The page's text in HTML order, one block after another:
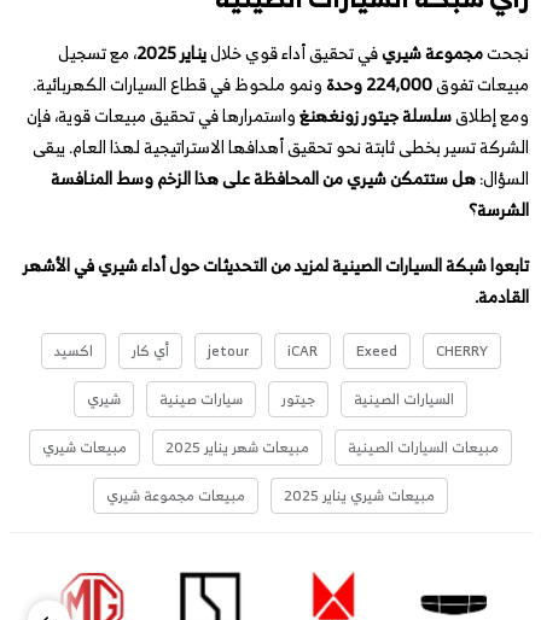
نجحتمجموعة شيريفي تحقيق أداء قوي خلاليناير 2025
، مع تسجيل
مبيعات تفوق224,000 وحدة
ونمو ملحوظ في قطاع السيارات الكهربائية.
ومع إطلاقسلسلة جيتور زونغهنغواستمرارها في تحقيق مبيعات قوية، فإن
الشركة تسير بخطى ثابتة نحو تحقيق أهدافها الاستراتيجية لهذا العام. يبقى
السؤال:هل ستتمكن شيري من المحافظة على هذا الزخم وسط المنافسة
الشرسة؟
تابعوا شبكة السيارات الصينية لمزيد من التحديثات حول أداء شيري في الأشهر
القادمة.
CHERRY
Exeed
iCAR
jetour أي كار
اكسيد
السيارات الصينية
جيتور سيارات صينية
شيري
مبيعات السيارات الصينية
مبيعات شهر يناير 2025
مبيعات شيري
مبيعات شيري يناير 2025
مبيعات مجموعة شيري